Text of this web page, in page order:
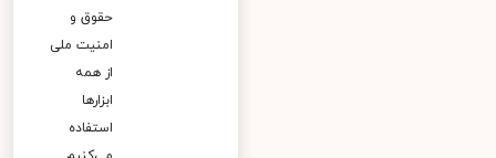
حقوق و
امنیت ملی
از همه
ابزارها
استفاده